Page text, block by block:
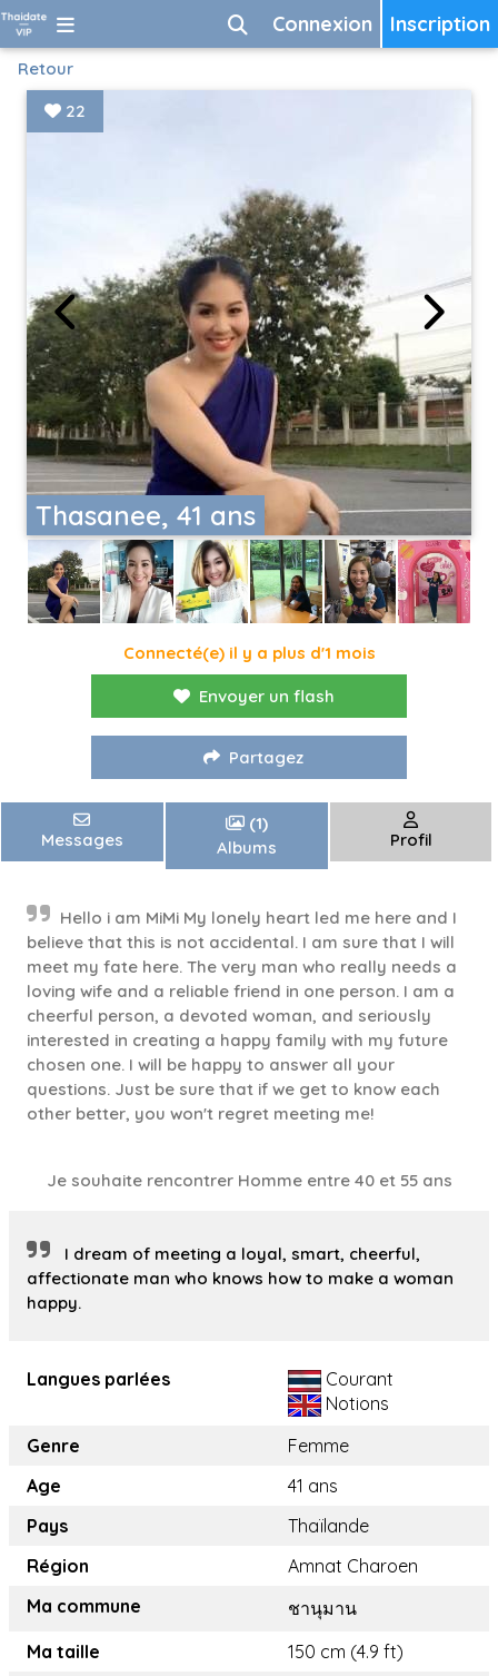
Inscription
Connexion
Retour
Thasanee, 41 ans
22
Connecté(e) il y a plus d'1 mois
Envoyer un flash
Partagez
Messages
(1)
Albums
Profil
Hello i am MiMi My lonely heart led me here and I
believe that this is not accidental. I am sure that I will
meet my fate here. The very man who really needs a
loving wife and a reliable friend in one person. I am a
cheerful person, a devoted woman, and seriously
interested in creating a happy family with my future
chosen one. I will be happy to answer all your
questions. Just be sure that if we get to know each
other better, you won't regret meeting me!
Je souhaite rencontrer Homme entre 40 et 55 ans
I dream of meeting a loyal, smart, cheerful,
affectionate man who knows how to make a woman
happy.
Langues parlées
Courant
Notions
Genre
Femme
Age
41 ans
Pays
Thaïlande
Région
Amnat Charoen
Ma commune
ชานุมาน
Ma taille
150 cm (4.9 ft)